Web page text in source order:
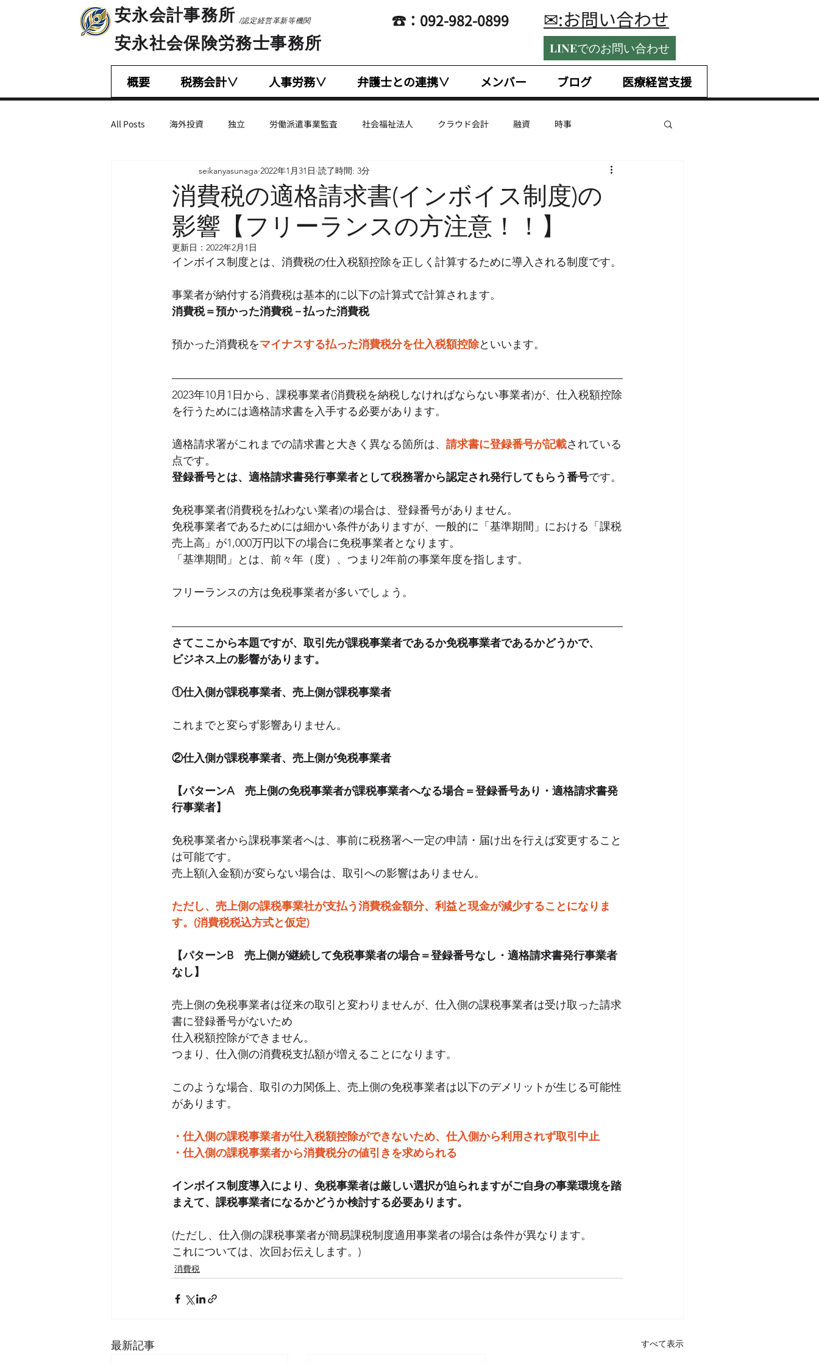
​安永会計事務所 /認定経営革新等機関
​安永社会保険労務士事務所
​☎：092-982-0899 ​✉:お問い合わせ
LINEでのお問い合わせ
概要 税務会計∨ 人事労務∨ 弁護士との連携∨ メンバー ブログ 医療経営支援
All Posts 海外投資 独立 労働派遣事業監査 社会福祉法人 クラウド会計 融資 時事
会計基準 企業支援 国際税務
営業・マーケティング 不正会計 英文会計 法人税 Coaching Marketing Entrepreneurship
減税措置 助成金 有給休暇 給与計算・賃金計算 税制改正 残業代・未払賃金 手当
消費税の適格請求書(インボイス制度)の
影響【フリーランスの方注意！！】
seikanyasunaga 2022年1月31日 読了時間: 3分
更新日： 2022年2月1日
インボイス制度とは、消費税の仕入税額控除を正しく計算するために導入される制度です。
事業者が納付する消費税は基本的に以下の計算式で計算されます。
消費税＝預かった消費税－払った消費税
預かった消費税をマイナスする払った消費税分を仕入税額控除といいます。
2023年10月1日から、課税事業者(消費税を納税しなければならない事業者)が、仕入税額控除
を行うためには適格請求書を入手する必要があります。
適格請求署がこれまでの請求書と大きく異なる箇所は、 請求書に登録番号が記載されている
点です。
登録番号とは、適格請求書発行事業者として税務署から認定され発行してもらう番号です。
免税事業者(消費税を払わない業者)の場合は、登録番号がありません。
免税事業者であるためには細かい条件がありますが、一般的に「基準期間」における「課税
売上高」が1,000万円以下の場合に免税事業者となります。
「基準期間」とは、前々年（度）、つまり2年前の事業年度を指します。
フリーランスの方は免税事業者が多いでしょう。
さてここから本題ですが、取引先が課税事業者であるか免税事業者であるかどうかで、
ビジネス上の影響があります。
①仕入側が課税事業者、売上側が課税事業者
これまでと変らず影響ありません。
②仕入側が課税事業者、売上側が免税事業者
【パターンA　売上側の免税事業者が課税事業者へなる場合＝登録番号あり・適格請求書発
行事業者】
免税事業者から課税事業者へは、事前に税務署へ一定の申請・届け出を行えば変更すること
は可能です。
売上額(入金額)が変らない場合は、取引への影響はありません。
ただし、売上側の課税事業社が支払う消費税金額分、利益と現金が減少することになりま
す。(消費税税込方式と仮定)
【パターンB　売上側が継続して免税事業者の場合＝登録番号なし・適格請求書発行事業者
なし】
売上側の免税事業者は従来の取引と変わりませんが、仕入側の課税事業者は受け取った請求
書に登録番号がないため
仕入税額控除ができません。
つまり、仕入側の消費税支払額が増えることになります。
このような場合、取引の力関係上、売上側の免税事業者は以下のデメリットが生じる可能性
があります。
・仕入側の課税事業者が仕入税額控除ができないため、仕入側から利用されず取引中止
・仕入側の課税事業者から消費税分の値引きを求められる
インボイス制度導入により、免税事業者は厳しい選択が迫られますがご自身の事業環境を踏
まえて、課税事業者になるかどうか検討する必要あります。
(ただし、仕入側の課税事業者が簡易課税制度適用事業者の場合は条件が異なります。
これについては、次回お伝えします。)
消費税
最新記事 すべて表示